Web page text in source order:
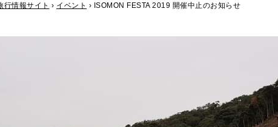
行情報サイト › イベント › ISOMON FESTA 2019 開催中止のお知らせ